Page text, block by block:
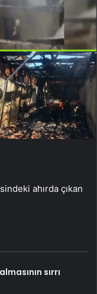
ahırda çıkan
sırrı